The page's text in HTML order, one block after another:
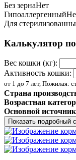
Без зернаНет
Гипоаллергенный
Для
Калькулятор
Вес кошки (кг):
Активность кошки:
от 1 до 7 лет, Пожилая:
Страна
Возрастная
Основной
Показать подробный
Состав корма